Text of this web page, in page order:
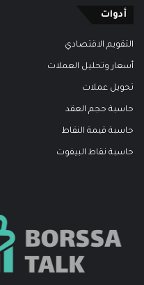
أدوات
التقويم الاقتصادي
أسعار وتحليل العملات
تحويل عملات
حاسبة حجم العقد
حاسبة قيمة النقاط
حاسبة نقاط البيفوت